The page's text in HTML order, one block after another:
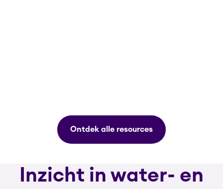
Ontdek alle resources
Inzicht in water- en